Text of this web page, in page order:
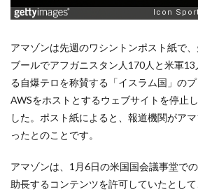
アマゾンは先週のワシントンポスト紙で
ブールでアフガニスタン人170人と米軍
る自爆テロを称賛する「イスラム国」の
AWSをホストとするウェブサイトを停止
した。ポスト紙によると、報道機関がア
ったとのことです。
アマゾンは、1月6日の米国国会議事堂で
助長するコンテンツを許可していたとし